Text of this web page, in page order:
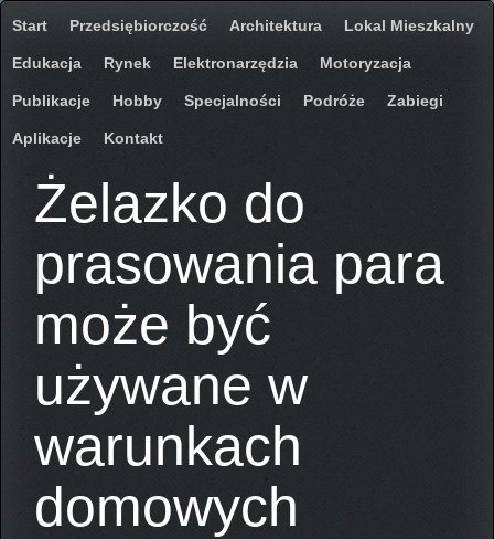
Start Przedsiębiorczość Architektura Lokal Mieszkalny
Edukacja Rynek Elektronarzędzia Motoryzacja
Publikacje Hobby Specjalności Podróże Zabiegi
Aplikacje Kontakt
Żelazko do
prasowania para
może być
używane w
warunkach
domowych